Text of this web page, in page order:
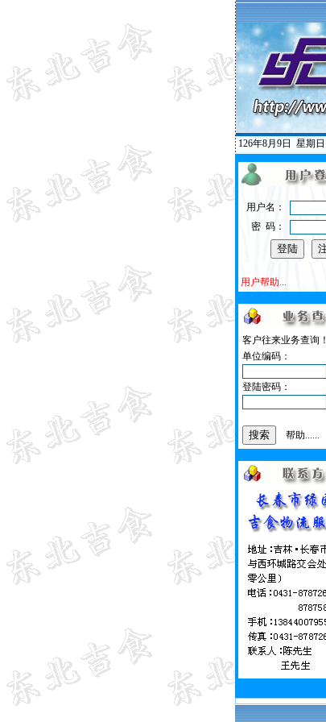
126年8月9日 星期日
用户名：
密 码：
用户帮助...
客户往来业务查询！
单位编码：
登陆密码：
帮助......